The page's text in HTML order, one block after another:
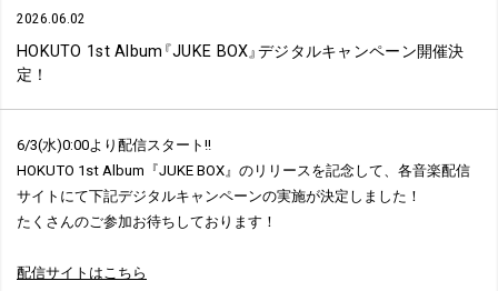
2026.06.02
HOKUTO 1st Album『JUKE BOX』デジタルキャンペーン開催決
定！
6/3(水)0:00より配信スタート!!
HOKUTO 1st Album『JUKE BOX』のリリースを記念して、各音楽配信
サイトにて下記デジタルキャンペーンの実施が決定しました！
たくさんのご参加お待ちしております！
配信サイトはこちら